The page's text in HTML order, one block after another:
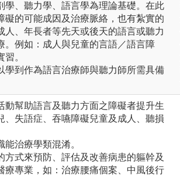
學、聽力學、語言學為理論基礎。在此
礙的可能成因及治療脈絡，也有紮實的
人、年長者等先天或後天的語言或聽力
。例如：成人與兒童的言語／語言障
。
學到作為語言治療師與聽力師所需具備
動幫助語言及聽力方面之障礙者提升生
、失語症、吞嚥障礙兒童及成人、聽損
治療學類混淆。
方式來預防、評估及改善病患的軀幹及
療專業，如：治療腰痛個案、中風後行